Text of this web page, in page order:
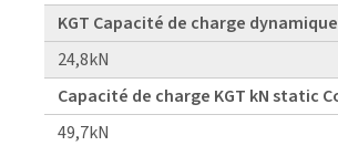
KGT Capacité de charge
24,8kN
Capacité de charge KGT kN static
49,7kN